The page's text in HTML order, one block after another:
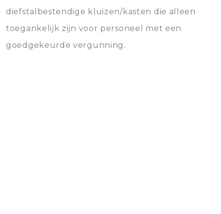
diefstalbestendige kluizen/kasten die alleen
toegankelijk zijn voor personeel met een
goedgekeurde vergunning.